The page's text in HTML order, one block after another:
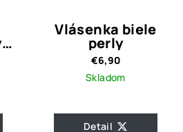
Vlásenka biele
perly
€6,90
Skladom
Detail